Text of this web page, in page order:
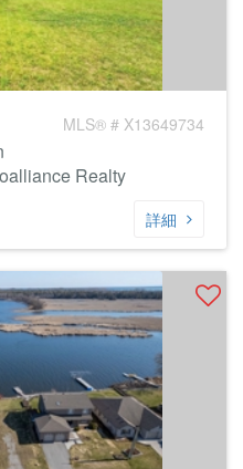
MLS® # X13649734
Realty
詳細